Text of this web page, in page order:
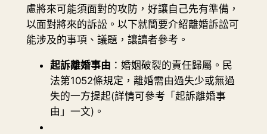
慮將來可能須面對的攻防，好讓自己先有準備，
以面對將來的訴訟。以下就簡要介紹離婚訴訟可
能涉及的事項、議題，讓讀者參考。
起訴離婚事由 ：婚姻破裂的責任歸屬。民
法第1052條規定，離婚需由過失少或無過
失的一方提起(詳情可參考「起訴離婚事
由」一文)。